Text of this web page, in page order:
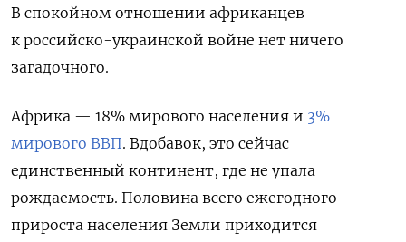
В спокойном отношении африканцев
к российско-украинской войне нет ничего
загадочного.
Африка — 18% мирового населения и 3%
мирового ВВП. Вдобавок, это сейчас
единственный континент, где не упала
рождаемость. Половина всего ежегодного
прироста населения Земли приходится